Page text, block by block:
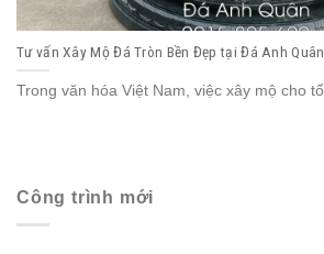
Tư vấn Xây Mộ Đá Tròn Bền Đẹp tại Đá Anh
Trong văn hóa Việt Nam, việc xây mộ cho
Công trình mới